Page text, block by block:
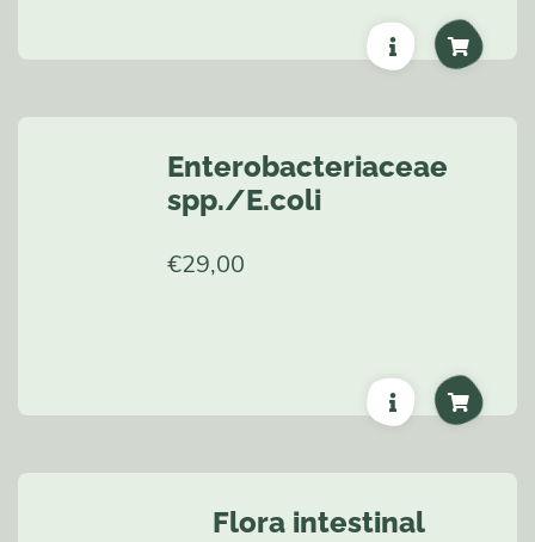
Enterobacteriaceae
spp./E.coli
€29,00
Flora intestinal